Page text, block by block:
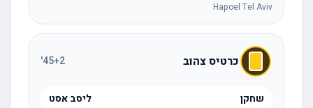
Hapoel Tel Aviv
כרטיס צהוב 45+2
'
שחקן ליסב אסט